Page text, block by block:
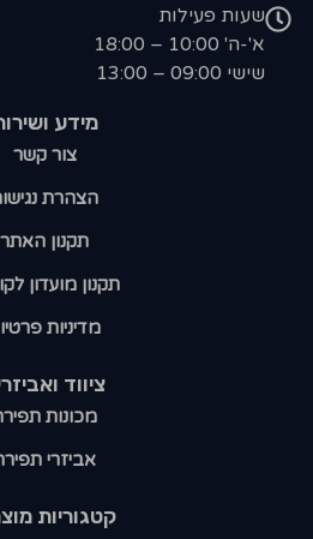
קטגוריות
ציווד
מכונות
אביזרי
מידע
צור קשר
הצהרת
תקנון האתר
תקנון מועדון
מדיניות
שעות פעילות
א'-ה' 10:00 – 18:00
שישי 09:00 – 13:00